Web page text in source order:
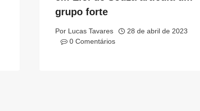
grupo forte
Por Lucas Tavares
28 de abril de 2023
0 Comentários